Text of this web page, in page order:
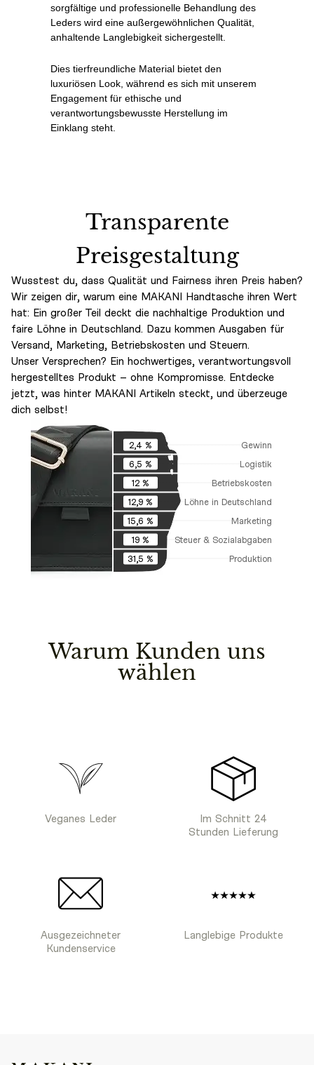
sorgfältige und professionelle Behandlung des
Leders wird eine außergewöhnlichen Qualität,
anhaltende Langlebigkeit sichergestellt.
Dies tierfreundliche Material bietet den
luxuriösen Look, während es sich mit unserem
Engagement für ethische und
verantwortungsbewusste Herstellung im
Einklang steht.
Transparente
Preisgestaltung
Wusstest du, dass Qualität und Fairness ihren Preis haben?
Wir zeigen dir, warum eine MAKANI Handtasche ihren Wert
hat: Ein großer Teil deckt die nachhaltige Produktion und
faire Löhne in Deutschland. Dazu kommen Ausgaben für
Versand, Marketing, Betriebskosten und Steuern.
Unser Versprechen? Ein hochwertiges, verantwortungsvoll
hergestelltes Produkt – ohne Kompromisse. Entdecke
jetzt, was hinter MAKANI Artikeln steckt, und überzeuge
dich selbst!
2,4 %
Gewinn
6,5 %
Logistik
12 %
Betriebskosten
12,9 %
Löhne in Deutschland
15,6 %
Marketing
19 %
Steuer & Sozialabgaben
31,5 %
Produktion
Warum Kunden uns
wählen
Veganes Leder
Im Schnitt 24
Stunden Lieferung
Ausgezeichneter
Kundenservice
Langlebige Produkte